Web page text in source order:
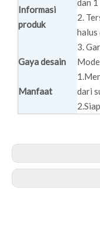
Informasi
produk
dan 1
2.
3.
Gaya desain
Manfaat
dari